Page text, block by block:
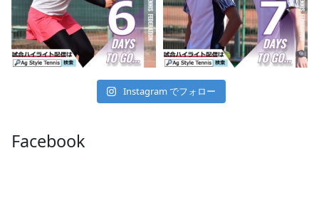
Instagram でフォロー
Facebook